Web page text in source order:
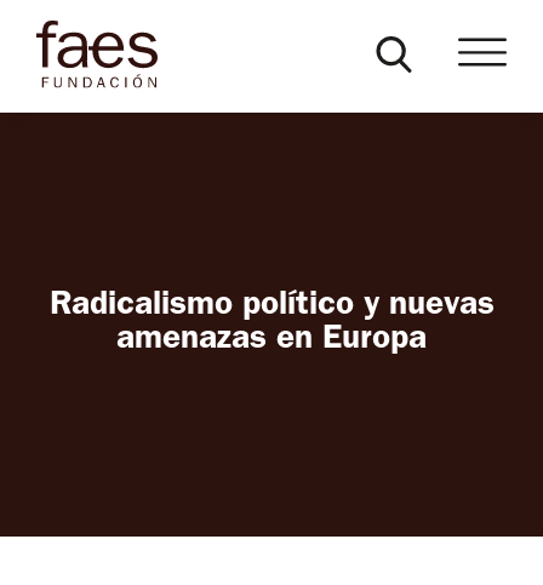
Radicalismo político y nuevas
amenazas en Europa